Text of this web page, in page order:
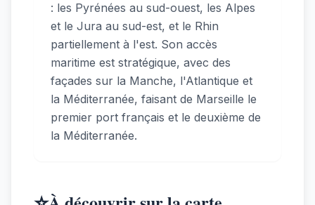
: les Pyrénées au sud-ouest, les Alpes
et le Jura au sud-est, et le Rhin
partiellement à l'est. Son accès
maritime est stratégique, avec des
façades sur la Manche, l'Atlantique et
la Méditerranée, faisant de Marseille le
premier port français et le deuxième de
la Méditerranée.